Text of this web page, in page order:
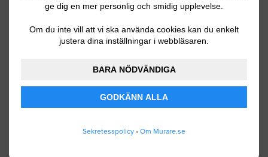
ge dig en mer personlig och smidig upplevelse.
Om du inte vill att vi ska använda cookies kan du enkelt
justera dina inställningar i webbläsaren.
BARA NÖDVÄNDIGA
GODKÄNN ALLA
Sekretesspolicy • Om Murare.se
Svenljunga
Tanum